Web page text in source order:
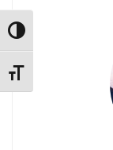
Alternar alto
Alternar